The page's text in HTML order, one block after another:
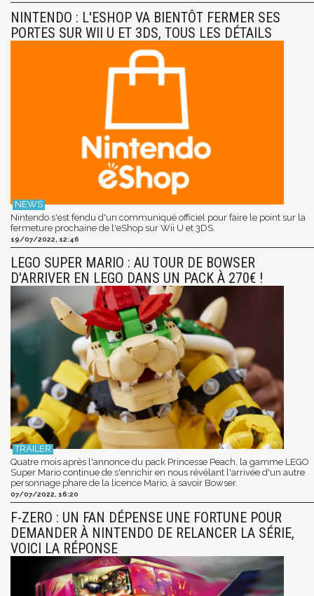
NINTENDO : L'ESHOP VA BIENTÔT FERMER SES
PORTES SUR WII U ET 3DS, TOUS LES DÉTAILS
Nintendo s'est fendu d'un communiqué officiel pour faire le point sur la
fermeture prochaine de l'eShop sur Wii U et 3DS.
19/07/2022, 12:46
LEGO SUPER MARIO : AU TOUR DE BOWSER
D'ARRIVER EN LEGO DANS UN PACK À 270€ !
Quatre mois après l'annonce du pack Princesse Peach, la gamme LEGO
Super Mario continue de s'enrichir en nous révélant l'arrivée d'un autre
personnage phare de la licence Mario, à savoir Bowser.
07/07/2022, 16:20
F-ZERO : UN FAN DÉPENSE UNE FORTUNE POUR
DEMANDER À NINTENDO DE RELANCER LA SÉRIE,
VOICI LA RÉPONSE